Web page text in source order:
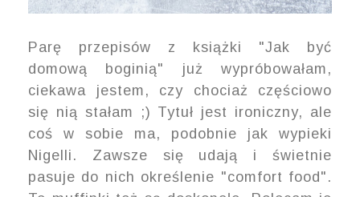
Parę przepisów z książki "Jak być
domową boginią" już wypróbowałam,
ciekawa jestem, czy chociaż częściowo
się nią stałam ;) Tytuł jest ironiczny, ale
coś w sobie ma, podobnie jak wypieki
Nigelli. Zawsze się udają i świetnie
pasuje do nich określenie "comfort food".